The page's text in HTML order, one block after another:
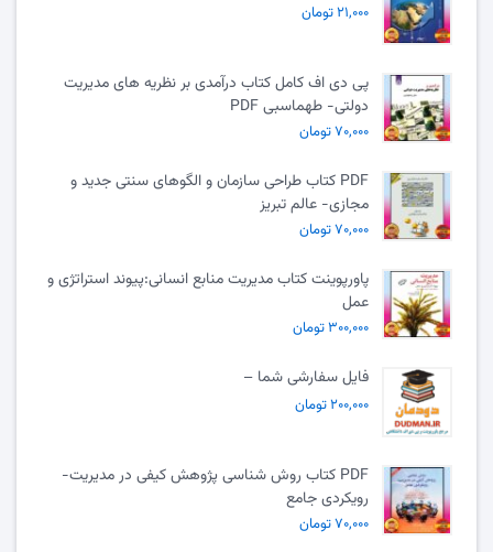
۲۱,۰۰۰ تومان
پی دی اف کامل کتاب درآمدی بر نظریه های مدیریت
دولتی- طهماسبی PDF
۷۰,۰۰۰ تومان
PDF کتاب طراحی سازمان و الگوهای سنتی جدید و
مجازی- عالم تبریز
۷۰,۰۰۰ تومان
پاورپوینت کتاب مدیریت منابع انسانی:پیوند استراتژی و
عمل
۳۰۰,۰۰۰ تومان
فایل سفارشی شما –
۲۰۰,۰۰۰ تومان
PDF کتاب روش شناسی پژوهش کیفی در مدیریت-
رویکردی جامع
۷۰,۰۰۰ تومان